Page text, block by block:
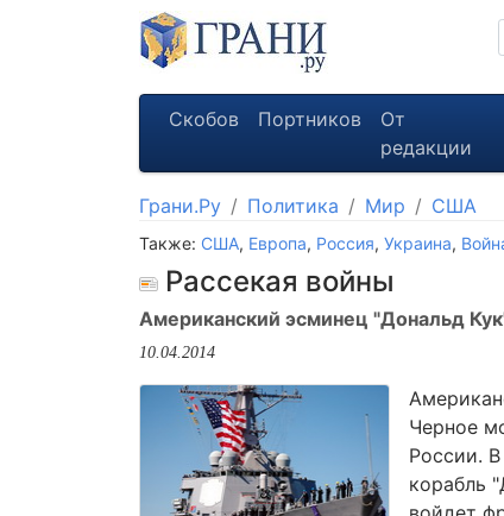
Скобов Портников
От
редакции
Грани.Ру Политика Мир США
Также: США, Европа, Россия, Украина,
Рассекая войны
Американский эсминец "Дональд
10.04.2014
Черное
России.
корабль